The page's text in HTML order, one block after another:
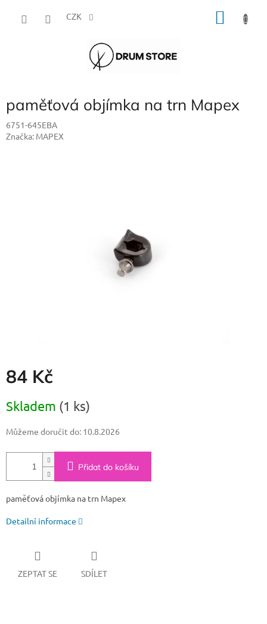
CZK
paměťová objímka na trn Mapex
6751-645EBA
Značka: MAPEX
84 Kč
cena:
Skladem (1 ks)
Můžeme doručit do: 10.8.2026
Přidat do košíku
paměťová objímka na trn Mapex
Detailní informace
ZEPTAT SE SDÍLET